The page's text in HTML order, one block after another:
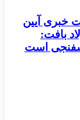
خبری آیین
بافت:
است